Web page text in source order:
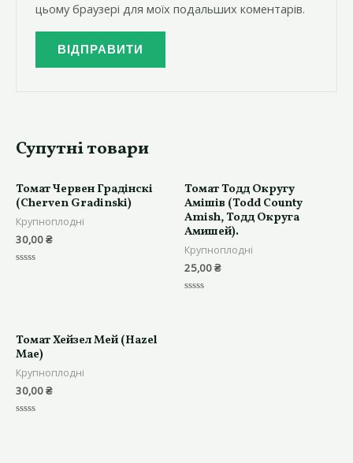
цьому браузері для моїх подальших коментарів.
Супутні товари
Томат Червен Градінскі
(Cherven Gradinski)
Крупноплодні
30,00₴
Томат Тодд Округу
Амішів (Todd County
Amish, Тодд Округа
Амишей).
Крупноплодні
25,00₴
Томат Хейзел Мей (Hazel
Mae)
Крупноплодні
30,00₴